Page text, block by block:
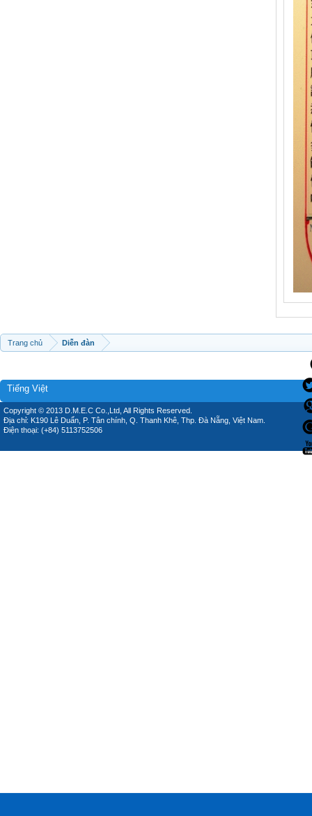
Trang chủ Diễn đàn
Tiếng Việt
Copyright © 2013 D.M.E.C Co.,Ltd, All Rights Reserved.
Địa chỉ: K190 Lê Duẩn, P. Tân chính, Q. Thanh Khê, Thp. Đà Nẵng, Việt Nam.
Điện thoại: (+84) 5113752506